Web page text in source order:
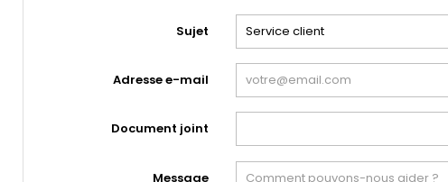
Sujet
Adresse e-mail
Document joint
Message